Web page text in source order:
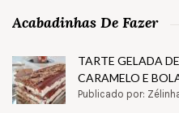
Acabadinhas De Fazer
TARTE GELADA
CARAMELO E
Publicado por: